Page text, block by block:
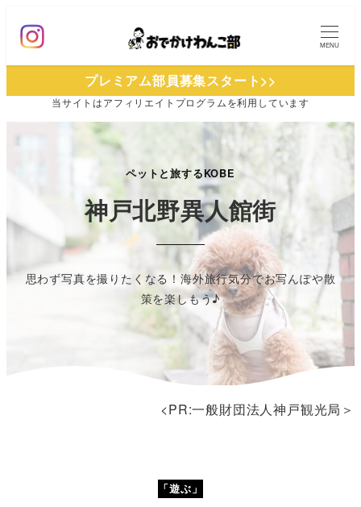
ン
移
MENU
プレミアム部員募集スタート>>
当サイトはアフィリエイトプログラムを利用しています
ペットと旅するKOBE
神戸北野異人館街
思わず写真を撮りたくなる！海外旅行気分でお写んぽや散
策を楽しもう♪
<PR:一般財団法人神戸観光局＞
「遊ぶ」